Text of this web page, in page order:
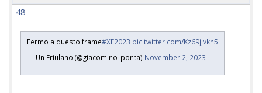
48
Fermo a questo frame#XF2023 pic.twitter.com/Kz69jjvkh5
— Un Friulano (@giacomino_ponta) November 2, 2023